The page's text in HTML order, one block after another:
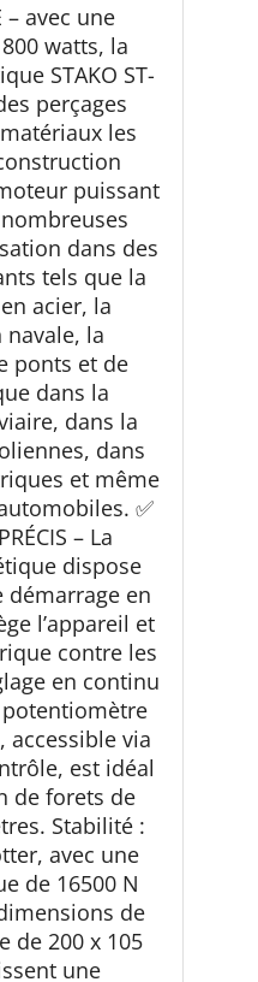
Weldon 19
3-16 mm
– avec une
watts, la
STAKO ST-
perçages
les
puissant
dans des
tels que la
acier, la
la
ponts et de
dans la
dans la
dans
et même
✅
– La
dispose
démarrage en
l’appareil et
contre les
en continu
accessible via
est idéal
de forets de
Stabilité :
avec une
de 16500 N
de
de 200 x 105
une